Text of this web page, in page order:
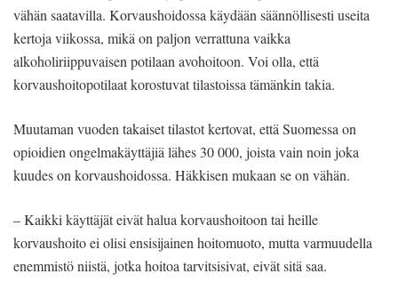
vähän saatavilla. Korvaushoidossa käydään säännöllisesti useita
kertoja viikossa, mikä on paljon verrattuna vaikka
alkoholiriippuvaisen potilaan avohoitoon. Voi olla, että
korvaushoitopotilaat korostuvat tilastoissa tämänkin takia.
Muutaman vuoden takaiset tilastot kertovat, että Suomessa on
opioidien ongelmakäyttäjiä lähes 30 000, joista vain noin joka
kuudes on korvaushoidossa. Häkkisen mukaan se on vähän.
– Kaikki käyttäjät eivät halua korvaushoitoon tai heille
korvaushoito ei olisi ensisijainen hoitomuoto, mutta varmuudella
enemmistö niistä, jotka hoitoa tarvitsisivat, eivät sitä saa.